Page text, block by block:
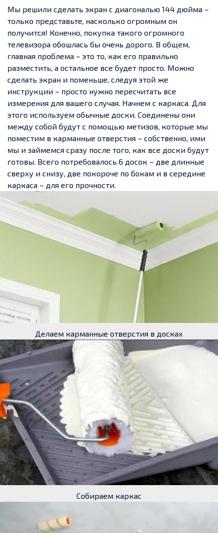
Мы решили сделать экран с диагональю 144 дюйма –
только представьте, насколько огромным он
получится! Конечно, покупка такого огромного
телевизора обошлась бы очень дорого. В общем,
главная проблема – это то, как его правильно
разместить, а остальное все будет просто. Можно
сделать экран и поменьше, следуя этой же
инструкции – просто нужно пересчитать все
измерения для вашего случая. Начнем с каркаса. Для
этого используем обычные доски. Соединены они
между собой будут с помощью метизов, которые мы
поместим в карманные отверстия – собственно, ими
мы и займемся сразу после того, как все доски будут
готовы. Всего потребовалось 6 досок – две длинные
сверху и снизу, две покороче по бокам и в середине
каркаса – для его прочности.
Делаем карманные отверстия в досках
Собираем каркас